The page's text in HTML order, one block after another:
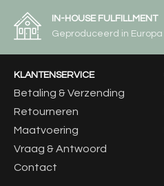
IN-HOUSE FULFILLMENT
Geproduceerd in Europa
KLANTENSERVICE
Betaling & Verzending
Retourneren
Maatvoering
Vraag & Antwoord
Contact